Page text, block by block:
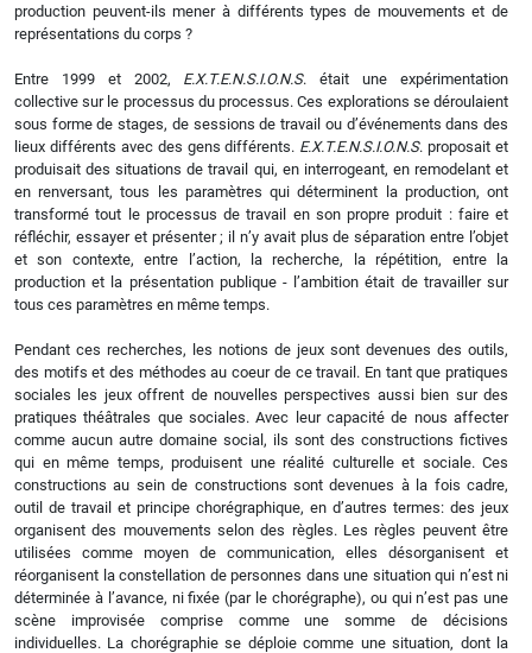
production peuvent-ils mener à différents types de mouvements et de
représentations du corps ?
Entre 1999 et 2002, E.X.T.E.N.S.I.O.N.S. était une expérimentation
collective sur le processus du processus. Ces explorations se déroulaient
sous forme de stages, de sessions de travail ou d’événements dans des
lieux différents avec des gens différents. E.X.T.E.N.S.I.O.N.S. proposait et
produisait des situations de travail qui, en interrogeant, en remodelant et
en renversant, tous les paramètres qui déterminent la production, ont
transformé tout le processus de travail en son propre produit : faire et
réfléchir, essayer et présenter ; il n’y avait plus de séparation entre l’objet
et son contexte, entre l’action, la recherche, la répétition, entre la
production et la présentation publique - l’ambition était de travailler sur
tous ces paramètres en même temps.
Pendant ces recherches, les notions de jeux sont devenues des outils,
des motifs et des méthodes au coeur de ce travail. En tant que pratiques
sociales les jeux offrent de nouvelles perspectives aussi bien sur des
pratiques théâtrales que sociales. Avec leur capacité de nous affecter
comme aucun autre domaine social, ils sont des constructions fictives
qui en même temps, produisent une réalité culturelle et sociale. Ces
constructions au sein de constructions sont devenues à la fois cadre,
outil de travail et principe chorégraphique, en d’autres termes: des jeux
organisent des mouvements selon des règles. Les règles peuvent être
utilisées comme moyen de communication, elles désorganisent et
réorganisent la constellation de personnes dans une situation qui n’est ni
déterminée à l’avance, ni fixée (par le chorégraphe), ou qui n’est pas une
scène improvisée comprise comme une somme de décisions
individuelles. La chorégraphie se déploie comme une situation‚ dont la